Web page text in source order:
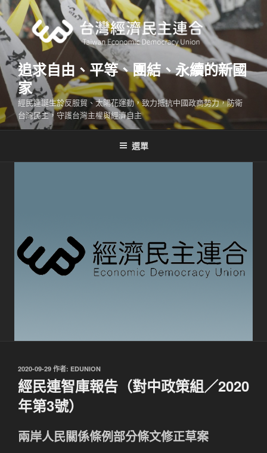
跳
至
主
內
容
追求自由、平等、團結、永續的新國
家
經民連誕生於反服貿、太陽花運動，致力抵抗中國政商勢力，防衛
台灣民主，守護台灣主權與經濟自主
選單
發
佈
於
2020-09-29 作者: EDUNION
經民連智庫報告（對中政策組／2020
年第3號）
兩岸人民關係條例部分條文修正草案